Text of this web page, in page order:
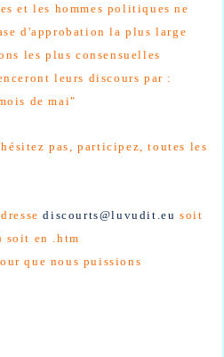
et les hommes politiques ne
d'approbation la plus large
les plus consensuelles
leurs discours par :
de mai"
pas, participez, toutes les
discourts@luvudit.eu soit
soit en .htm
que nous puissions